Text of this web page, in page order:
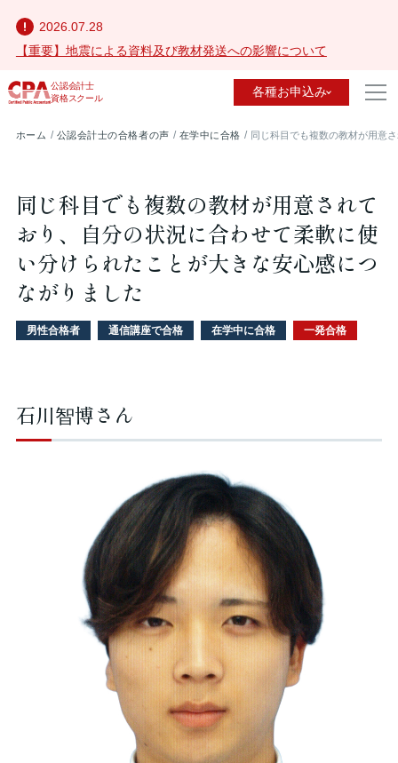
2026.07.28
【重要】地震による資料及び教材発送への影響について
公認会計士
資格スクール
各種お申込み
ホーム 公認会計士の合格者の声 在学中に合格 同じ科目でも複数の教材が用意
同じ科目でも複数の教材が用意されて
おり、自分の状況に合わせて柔軟に使
い分けられたことが大きな安心感につ
ながりました
男性合格者 通信講座で合格 在学中に合格 一発合格
石川智博さん